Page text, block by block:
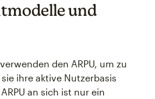
und
den ARPU, um zu
ihre aktive Nutzerbasis
an sich ist nur ein